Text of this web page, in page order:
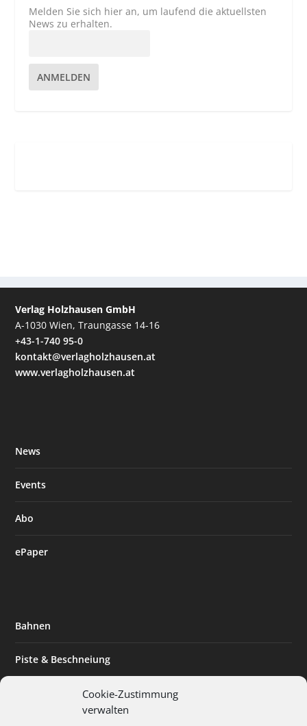
Cookie-Zustimmung
verwalten
Melden Sie sich hier an, um laufend die aktuellsten
News zu erhalten.
ANMELDEN
Verlag Holzhausen GmbH
A-1030 Wien, Traungasse 14-16
+43-1-740 95-0
kontakt@verlagholzhausen.at
www.verlagholzhausen.at
News
Events
Abo
ePaper
Bahnen
Piste & Beschneiung